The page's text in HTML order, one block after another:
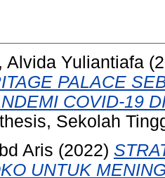
Alvida Yuliantiafa
PALACE
COVID-19
Sekolah
Aris (2022)
UNTUK